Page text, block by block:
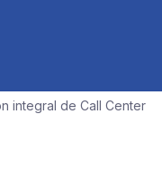
integral de Call Center